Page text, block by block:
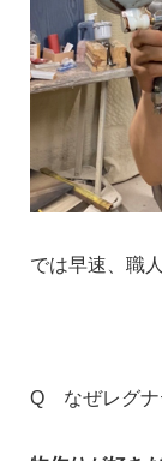
では早速、職
Q なぜレグナ